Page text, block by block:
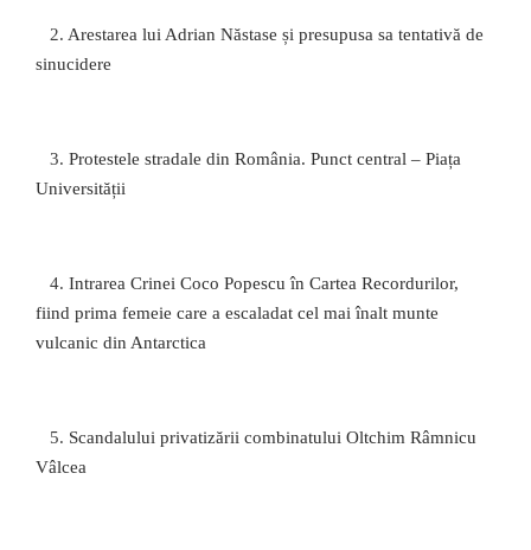
2. Arestarea lui Adrian Năstase și presupusa sa tentativă de
sinucidere
3. Protestele stradale din România. Punct central – Piața
Universității
4. Intrarea Crinei Coco Popescu în Cartea Recordurilor,
fiind prima femeie care a escaladat cel mai înalt munte
vulcanic din Antarctica
5. Scandalului privatizării combinatului Oltchim Râmnicu
Vâlcea